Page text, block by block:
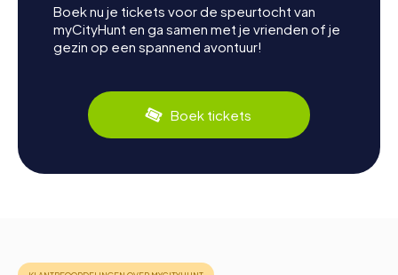
Boek nu je tickets voor de speurtocht van
myCityHunt en ga samen met je vrienden of je
gezin op een spannend avontuur!
Boek tickets